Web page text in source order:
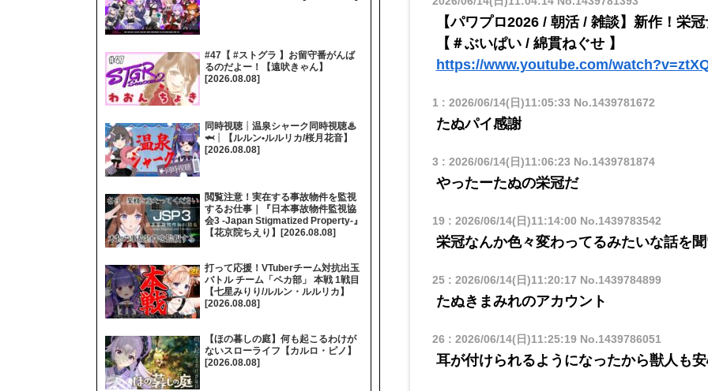
【パワプロ2026 / 朝活 / 雑談】新作！栄
【＃ぶいぱい / 綿貫ねぐせ 】
https://www.youtube.com/
1: 2026/06/14(日)11:05:33 No.1439781672
たぬパイ感謝
3 : 2026/06/14(日)11:06:23 No.1439781874
やったーたぬの栄冠だ
19: 2026/06/14(日)11:14:00 No.1439783542
栄冠なんか色々変わってるみたいな話を
25: 2026/06/14(日)11:20:17 No.1439784899
たぬきまみれのアカウント
26 : 2026/06/14(日)11:25:19No.1439786051
耳が付けられるようになったから獣人も
#47【 #ストグラ 】お留守番がんば
るのだよー！【遠吠きゃん】
[2026.08.08]
同時視聴┊温泉シャーク同時視聴♨
🦈┊【ルルン•ルルリカ/桜月花音】
[2026.08.08]
閲覧注意！実在する事故物件を監視
するお仕事｜『日本事故物件監視協
会3 -Japan Stigmatized Property-』
【花京院ちえり】[2026.08.08]
打って応援！VTuberチーム対抗出玉
バトル チーム「ペカ部」 本戦 1戦目
【七星みりり/ルルン・ルルリカ】
[2026.08.08]
【ほの暮しの庭】何も起こるわけが
ないスローライフ【カルロ・ピノ】
[2026.08.08]